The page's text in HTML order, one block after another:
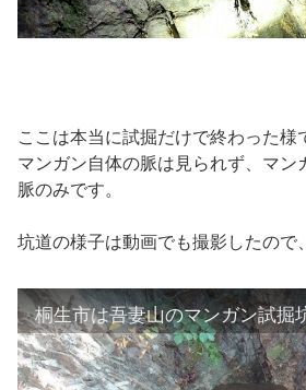
ここは本当に試掘だけで終わった様
マンガン自体の脈は見られず、マン
脈のみです。
坑道の様子は動画でも撮影したので
桐生市は吾妻山のマンガン試掘